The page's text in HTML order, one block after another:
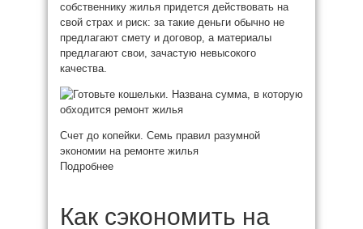
собственнику жилья придется действовать на
свой страх и риск: за такие деньги обычно не
предлагают смету и договор, а материалы
предлагают свои, зачастую невысокого
качества.
Счет до копейки. Семь правил разумной
экономии на ремонте жилья
Подробнее
Как сэкономить на